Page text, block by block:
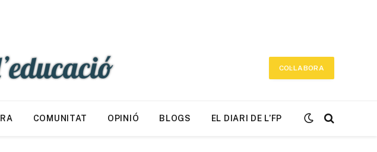
COL·LABORA
COMUNITAT OPINIÓ BLOGS EL DIARI DE L’FP